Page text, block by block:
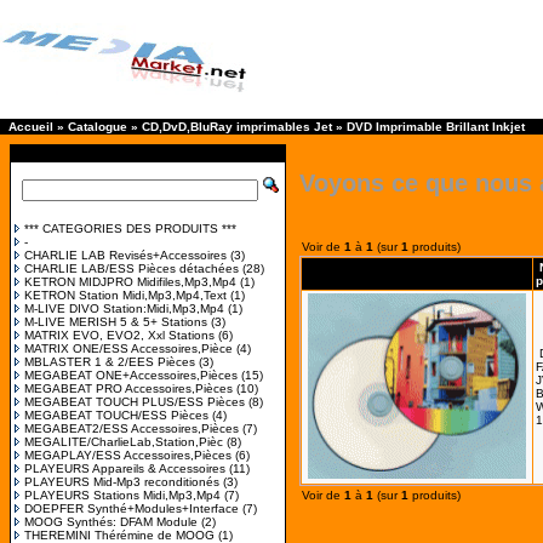
Accueil » Catalogue » CD,DvD,BluRay imprimables Jet» DVD Imprimable Brillant Inkjet
*** CATEGORIES DES PRODUITS ***
-
CHARLIE LAB Revisés+Accessoires (3)
CHARLIE LAB/ESS Pièces détachées (28)
KETRON MIDJPRO Midifiles,Mp3,Mp4 (1)
KETRON Station Midi,Mp3,Mp4,Text (1)
M-LIVE DIVO Station:Midi,Mp3,Mp4 (1)
M-LIVE MERISH 5 & 5+ Stations (3)
MATRIX EVO, EVO2, Xxl Stations (6)
MATRIX ONE/ESS Accessoires,Pièce (4)
MBLASTER 1 & 2/EES Pièces (3)
MEGABEAT ONE+Accessoires,Pièces (15)
MEGABEAT PRO Accessoires,Pièces (10)
MEGABEAT TOUCH PLUS/ESS Pièces (8)
MEGABEAT TOUCH/ESS Pièces (4)
MEGABEAT2/ESS Accessoires,Pièces (7)
MEGALITE/CharlieLab,Station,Pièc (8)
MEGAPLAY/ESS Accessoires,Pièces (6)
PLAYEURS Appareils & Accessoires (11)
PLAYEURS Mid-Mp3 reconditionés (3)
PLAYEURS Stations Midi,Mp3,Mp4 (7)
DOEPFER Synthé+Modules+Interface (7)
MOOG Synthés: DFAM Module (2)
THEREMINI Thérémine de MOOG (1)
Voyons ce que nous
Voir de 1 à 1 (sur1 produits)
Voir de 1 à 1 (sur1 produits)